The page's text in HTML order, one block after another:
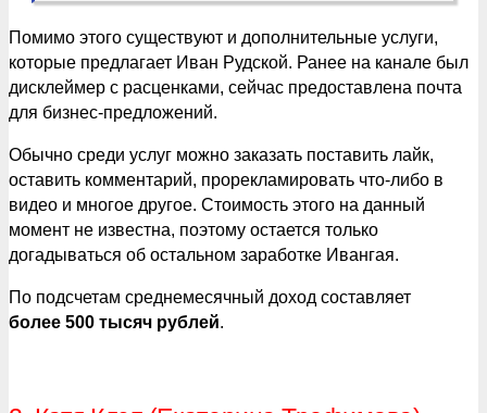
Помимо этого существуют и дополнительные услуги,
которые предлагает Иван Рудской. Ранее на канале был
дисклеймер с расценками, сейчас предоставлена почта
для бизнес-предложений.
Обычно среди услуг можно заказать поставить лайк,
оставить комментарий, прорекламировать что-либо в
видео и многое другое. Стоимость этого на данный
момент не известна, поэтому остается только
догадываться об остальном заработке Ивангая.
По подсчетам среднемесячный доход составляет
более 500 тысяч рублей.